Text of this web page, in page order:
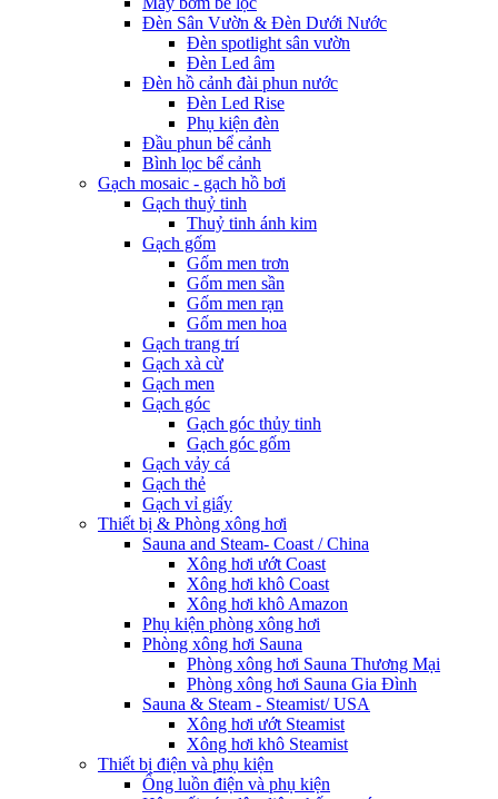
Đèn Sân Vườn & Đèn Dưới Nước
Đèn spotlight sân vườn
Đèn Led âm
Đèn hồ cảnh đài phun nước
Đèn Led Rise
Phụ kiện đèn
Đầu phun bể cảnh
Bình lọc bể cảnh
Gạch mosaic - gạch hồ bơi
Gạch thuỷ tinh
Thuỷ tinh ánh kim
Gạch gốm
Gốm men trơn
Gốm men sần
Gốm men rạn
Gốm men hoa
Gạch trang trí
Gạch xà cừ
Gạch men
Gạch góc
Gạch góc thủy tinh
Gạch góc gốm
Gạch vảy cá
Gạch thẻ
Gạch vỉ giấy
Thiết bị & Phòng xông hơi
Sauna and Steam- Coast / China
Xông hơi ướt Coast
Xông hơi khô Coast
Xông hơi khô Amazon
Phụ kiện phòng xông hơi
Phòng xông hơi Sauna
Phòng xông hơi Sauna Thương Mại
Phòng xông hơi Sauna Gia Đình
Sauna & Steam - Steamist/ USA
Xông hơi ướt Steamist
Xông hơi khô Steamist
Thiết bị điện và phụ kiện
Ống luồn điện và phụ kiện